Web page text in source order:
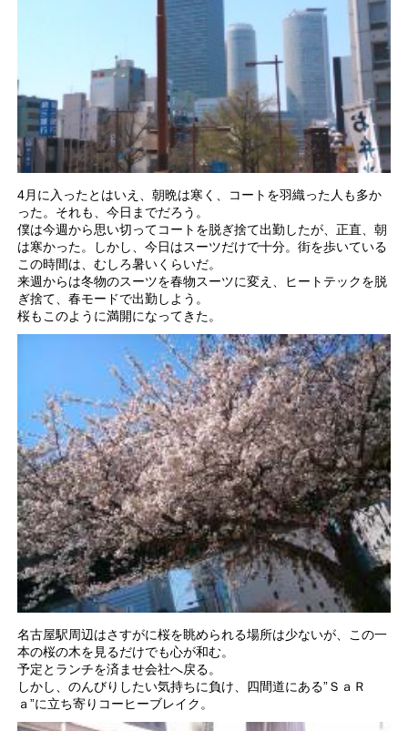
4月に入ったとはいえ、朝晩は寒く、コートを羽織った人も多か
った。それも、今日までだろう。
僕は今週から思い切ってコートを脱ぎ捨て出勤したが、正直、朝
は寒かった。しかし、今日はスーツだけで十分。街を歩いている
この時間は、むしろ暑いくらいだ。
来週からは冬物のスーツを春物スーツに変え、ヒートテックを脱
ぎ捨て、春モードで出勤しよう。
桜もこのように満開になってきた。
名古屋駅周辺はさすがに桜を眺められる場所は少ないが、この一
本の桜の木を見るだけでも心が和む。
予定とランチを済ませ会社へ戻る。
しかし、のんびりしたい気持ちに負け、四間道にある”ＳａＲ
ａ”に立ち寄りコーヒーブレイク。